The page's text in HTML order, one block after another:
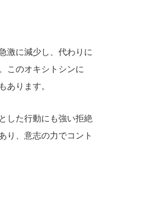
激に減少し、代わりに
このオキシトシンに
ります。
した行動にも強い拒絶
り、意志の力でコント